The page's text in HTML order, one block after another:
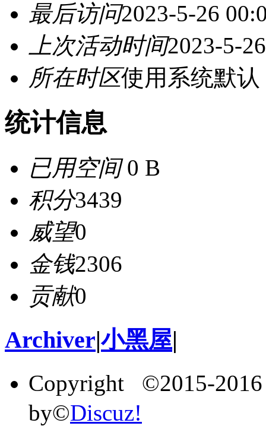
最后访问2023-5-26
上次活动时间2023-5-
所在时区使用系统默认
统计信息
已用空间0 B
积分3439
威望0
金钱2306
贡献0
Archiver|小黑屋|
Copyright ©2015-
by©Discuz!